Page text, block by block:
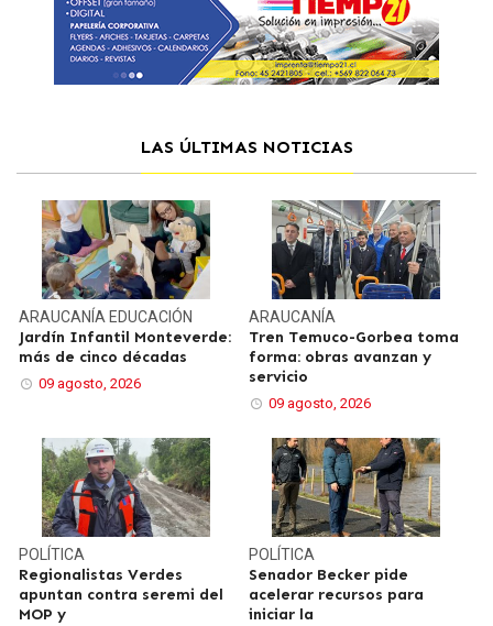
LAS ÚLTIMAS NOTICIAS
ARAUCANÍA EDUCACIÓN
Jardín Infantil Monteverde:
más de cinco décadas
09 agosto, 2026
ARAUCANÍA
Tren Temuco-Gorbea toma
forma: obras avanzan y
servicio
09 agosto, 2026
POLÍTICA
Regionalistas Verdes
apuntan contra seremi del
MOP y
POLÍTICA
Senador Becker pide
acelerar recursos para
iniciar la